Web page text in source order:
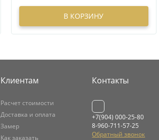
В КОРЗИНУ
Клиентам
Расчет стоимости
Доставка и оплата
Замер
Как заказать
Контакты
+7(904) 000-25-80
8-960-711-57-25
Обратный звонок